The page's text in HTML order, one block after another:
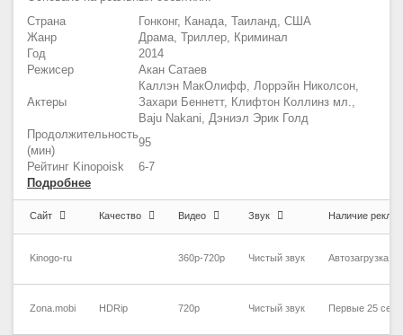
Страна
Гонконг, Канада, Таиланд, США
Жанр
Драма, Триллер, Криминал
Год
2014
Режисер
Акан Сатаев
Актеры
Каллэн МакОлифф, Лоррэйн Николсон,
Захари Беннетт, Клифтон Коллинз мл.,
Baju Nakani, Дэниэл Эрик Голд
Продолжительность
(мин)
95
Рейтинг Kinopoisk
6-7
Подробнее
Сайт Качество Видео Звук Наличие
Kinogo-ru 360p-720p Чистый звук Автозагрузка
Zona.mobi HDRip 720p Чистый звук Первые 25 сек